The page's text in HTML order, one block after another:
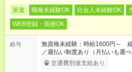
派遣 職種未経験OK 社会人未経験OK
WEB登録・面接OK
給与
無資格未経験：時給1600円～
／週払い制度あり（月払いも選
了次第のお支払いとなります。
交通費別途支給あり